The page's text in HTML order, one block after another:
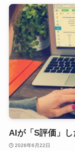
AIが「S評価」
2026年6月22日